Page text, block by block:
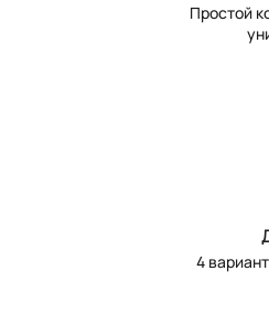
Простой
4